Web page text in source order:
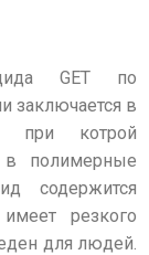
GET по
заключается в
при котрой
в полимерные
содержится
резкого
для людей.